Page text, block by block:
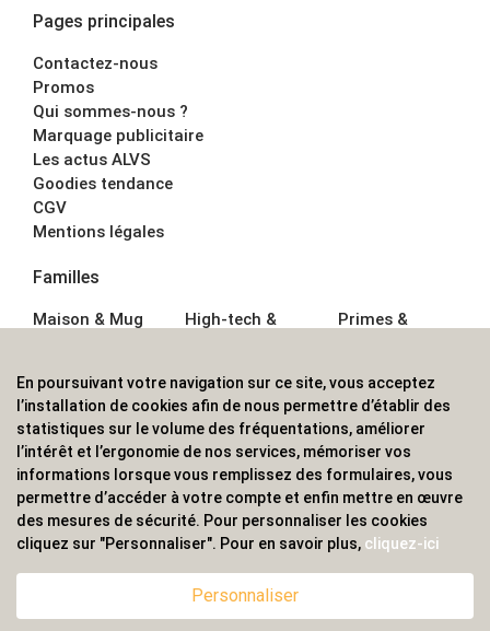
Pages principales
Contactez-nous
Promos
Qui sommes-nous ?
Marquage publicitaire
Les actus ALVS
Goodies tendance
CGV
Mentions légales
Familles
Maison & Mug
Écriture
Bagagerie sacs
High-tech &
Sport &
Outdoor
Enfant
Primes &
Boisson
Textile &
Casquette
Accessoires de
bureau
ALVS, fournisseur d'objets publicitaires, pour les
professionnels. Une implantation nationale, une
couverture internationale.
En poursuivant votre navigation sur ce site, vous acceptez
l’installation de cookies afin de nous permettre d’établir des
statistiques sur le volume des fréquentations, améliorer
l’intérêt et l’ergonomie de nos services, mémoriser vos
informations lorsque vous remplissez des formulaires, vous
permettre d’accéder à votre compte et enfin mettre en œuvre
des mesures de sécurité. Pour personnaliser les cookies
cliquez sur "Personnaliser". Pour en savoir plus, cliquez-ici
Personnaliser